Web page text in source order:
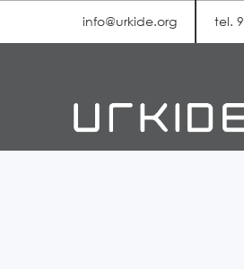
info@urkide.org tel.